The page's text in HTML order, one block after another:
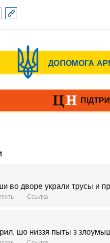
во дворе украли трусы и
Ссылка
шо низзя пыты з